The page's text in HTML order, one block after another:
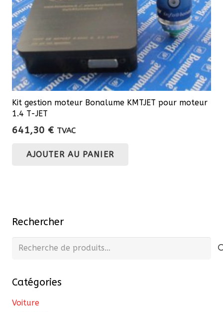
Kit gestion moteur Bonalume KMTJET pour moteur
1.4 T-JET
641,30 € TVAC
AJOUTER AU PANIER
Rechercher
Recherche
Catégories
Voiture